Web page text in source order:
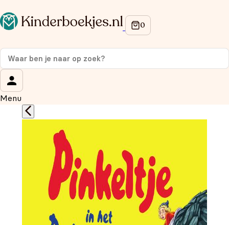
Menu
Op de hoogte blijven van onze acties?
Meld je aan voor onze nieuwsbrief en ontvang
korting
Wat is je voornaam?
Wat is je e-mailadres?*
Aanmelden
We gebruiken je gegevens om contact op te nemen, in
overeenstemming met ons privacybeleid.